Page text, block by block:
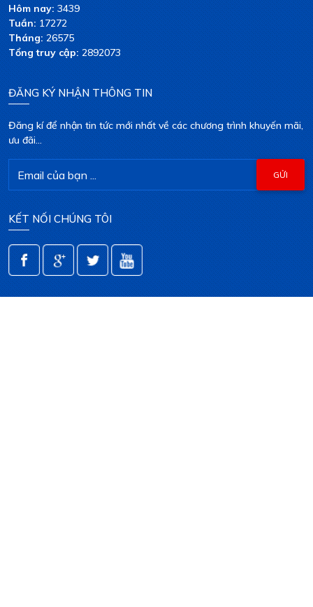
Hôm nay:3439
Tuần:17272
Tháng:26575
Tổng truy cập:2892073
ĐĂNG KÝ NHẬN THÔNG TIN
Đăng kí để nhận tin tức mới nhất về các chương trình khuyến mãi,
ưu đãi...
KẾT NỐI CHÚNG TÔI